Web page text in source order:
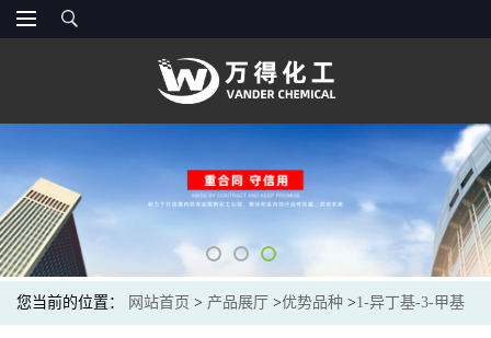
您当前的位置： 网站首页 > 产品展厅 >优势品种 >1-异丁基-3-甲基